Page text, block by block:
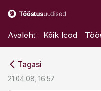
Avaleht Kõik lood
Tagasi
21.04.08, 16:57